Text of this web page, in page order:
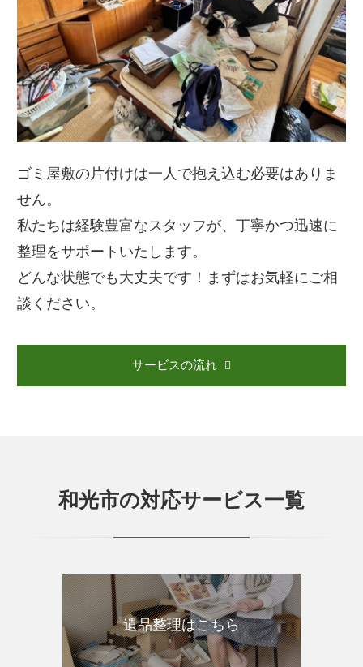
ゴミ屋敷の片付けは一人で抱え込む必要はありま
せん。
私たちは経験豊富なスタッフが、丁寧かつ迅速に
整理をサポートいたします。
どんな状態でも大丈夫です！まずはお気軽にご相
談ください。
サービスの流れ
和光市の対応サービス一覧
遺品整理はこちら